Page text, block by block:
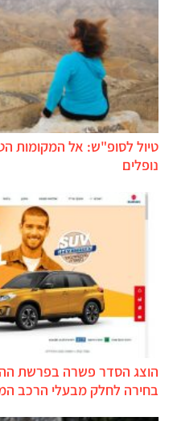
טיול לסופ"ש: אל המקומות
נופלים
בחירה לחלק מבעלי הרכב